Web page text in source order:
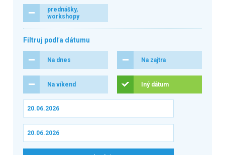
prednášky,
workshopy
Filtruj podľa dátumu
Na dnes Na zajtra
Na víkend Iný dátum